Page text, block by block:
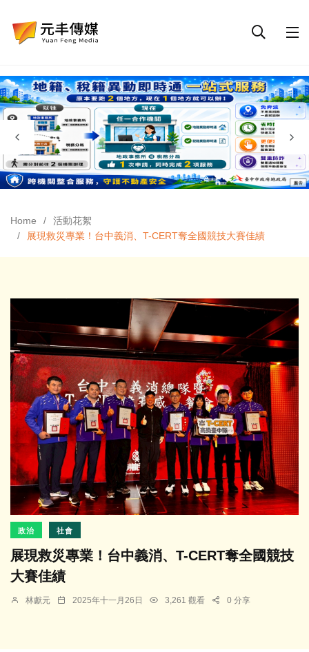
Home
活動花絮
展現救災專業！台中義消、T-CERT奪全國競技大賽佳績
政治 社會
展現救災專業！台中義消、T-CERT奪全國競技
大賽佳績
林獻元 2025年十一月26日 3,261 觀看 0 分享